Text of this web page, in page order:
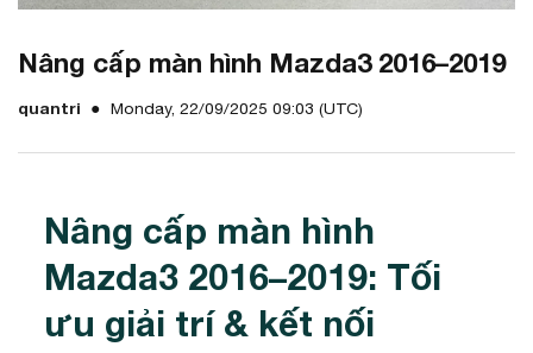
Nâng cấp màn hình Mazda3 2016–2019
quantri Monday, 22/09/2025 09:03 (UTC)
Nâng cấp màn hình
Mazda3 2016–2019: Tối
ưu giải trí & kết nối